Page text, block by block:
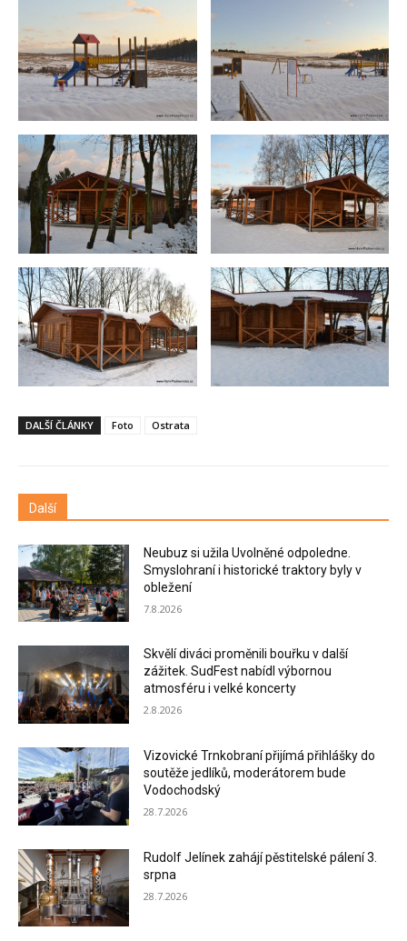
DALŠÍ ČLÁNKY Foto Ostrata
Další
Neubuz si užila Uvolněné odpoledne.
Smyslohraní i historické traktory byly v
obležení
7.8.2026
Skvělí diváci proměnili bouřku v další
zážitek. SudFest nabídl výbornou
atmosféru i velké koncerty
2.8.2026
Vizovické Trnkobraní přijímá přihlášky do
soutěže jedlíků, moderátorem bude
Vodochodský
28.7.2026
Rudolf Jelínek zahájí pěstitelské pálení 3.
srpna
28.7.2026